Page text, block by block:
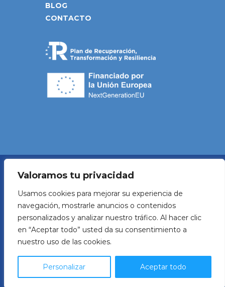
Valoramos tu privacidad
Usamos cookies para mejorar su experiencia de
navegación, mostrarle anuncios o contenidos
personalizados y analizar nuestro tráfico. Al hacer clic
en “Aceptar todo” usted da su consentimiento a
nuestro uso de las cookies.
Personalizar Aceptar todo
BLOG
CONTACTO
Developed by Beroni
Política de Cookies